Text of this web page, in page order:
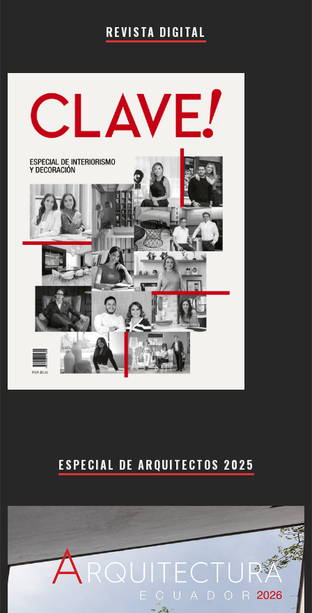
REVISTA DIGITAL
ESPECIAL DE ARQUITECTOS 2025